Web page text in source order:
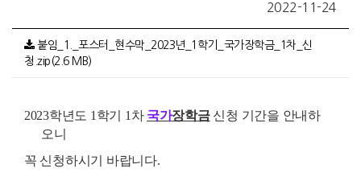
2022-11-24
붙임_1._포스터_현수막_2023년_1학기_국가장학금_1차_신
청.zip(2.6 MB)
2023학년도 1 학기 1 차 국가장학금신청 기간을 안내하
오니
꼭 신청하시기 바랍니다.